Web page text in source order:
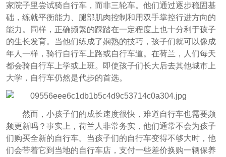
家院子里尝试骑自行车，而非三轮车。他们通过逐步稳固基
础，练就平衡能力、腿部肌肉控制和用双手掌控行进方向的
能力。同样，正确频繁的踩踏在一定程度上也十分利于孩子
的生长发育。当他们练成了娴熟的技巧，孩子们就可以像成
年人一样，骑行自行车上路或自行车道。在荷兰，人们每天
都会骑自行车上学或上班。即使孩子们长大后去其他城市上
大学，自行车仍然是代步的首选。
然而，小孩子们的成长速度很快，难道自行车也需要频
频更新吗？事实上，荷兰人非常务实，他们通常不会为孩子
们购买全新的自行车。当孩子们的自行车变得不够大时，他
们会带着它到当地的自行车店，支付一些差价换购一辆保养